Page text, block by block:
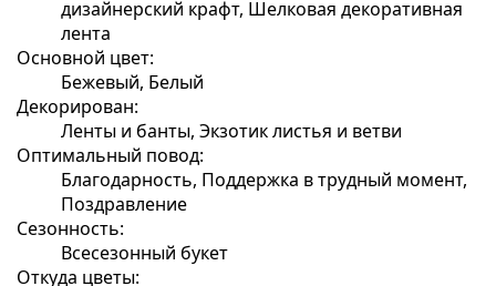
дизайнерский крафт, Шелковая декоративная
лента
Основной цвет:
Бежевый, Белый
Декорирован:
Ленты и банты, Экзотик листья и ветви
Оптимальный повод:
Благодарность, Поддержка в трудный момент,
Поздравление
Сезонность:
Всесезонный букет
Откуда цветы: